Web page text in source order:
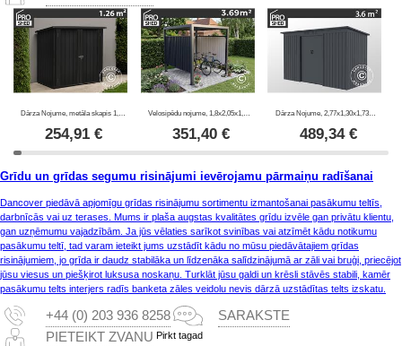
254,91 € 351,40€
Dārza Nojume, 2,77x1,30x1,73m, 3,6m², ProShed®, Antracīts
489,34€
Grīdu un grīdas segumu risinājumi ievērojamu pārmaiņu radīšanai
Dancover piedāvā apjomīgu grīdas risinājumu sortimentu izmantošanai pasākumu teltīs,
darbnīcās vai uz terases. Mums ir plaša augstas kvalitātes grīdu izvēle gan privātu klientu,
gan uzņēmumu vajadzībām. Ja jūs vēlaties sarīkot svinības vai atzīmēt kādu notikumu
pasākumu teltī, tad varam ieteikt jums uzstādīt kādu no mūsu piedāvātajiem grīdas
risinājumiem, jo grīda ir daudz stabilāka un līdzenāka salīdzinājumā ar zāli vai bruģi, priecējot
jūsu viesus un piešķirot luksusa noskaņu. Turklāt jūsu galdi un krēsli stāvēs stabili, kamēr
pasākumu telts interjers radīs banketa zāles veidolu nevis dārzā uzstādītas telts izskatu.
+44 (0) 203 936 8258
SARAKSTE
PIETEIKT ZVANU Pirkt tagad